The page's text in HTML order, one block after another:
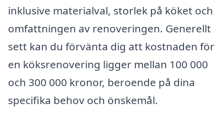
inklusive materialval, storlek på köket och
omfattningen av renoveringen. Generellt
sett kan du förvänta dig att kostnaden för
en köksrenovering ligger mellan 100 000
och 300 000 kronor, beroende på dina
specifika behov och önskemål.